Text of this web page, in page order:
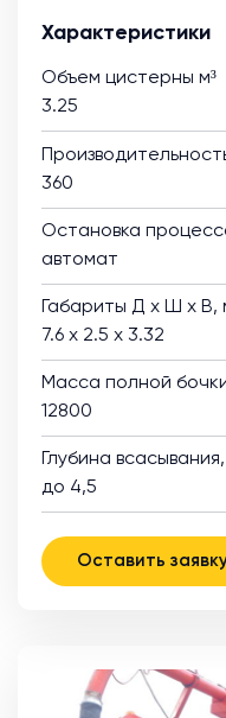
Характеристики
Объем цистерны м³
3.25
360
Остановка
автомат
Габариты Д х Ш х В,
7.6 х 2.5 х 3.32
Масса полной
12800
Глубина
до 4,5
Оставить